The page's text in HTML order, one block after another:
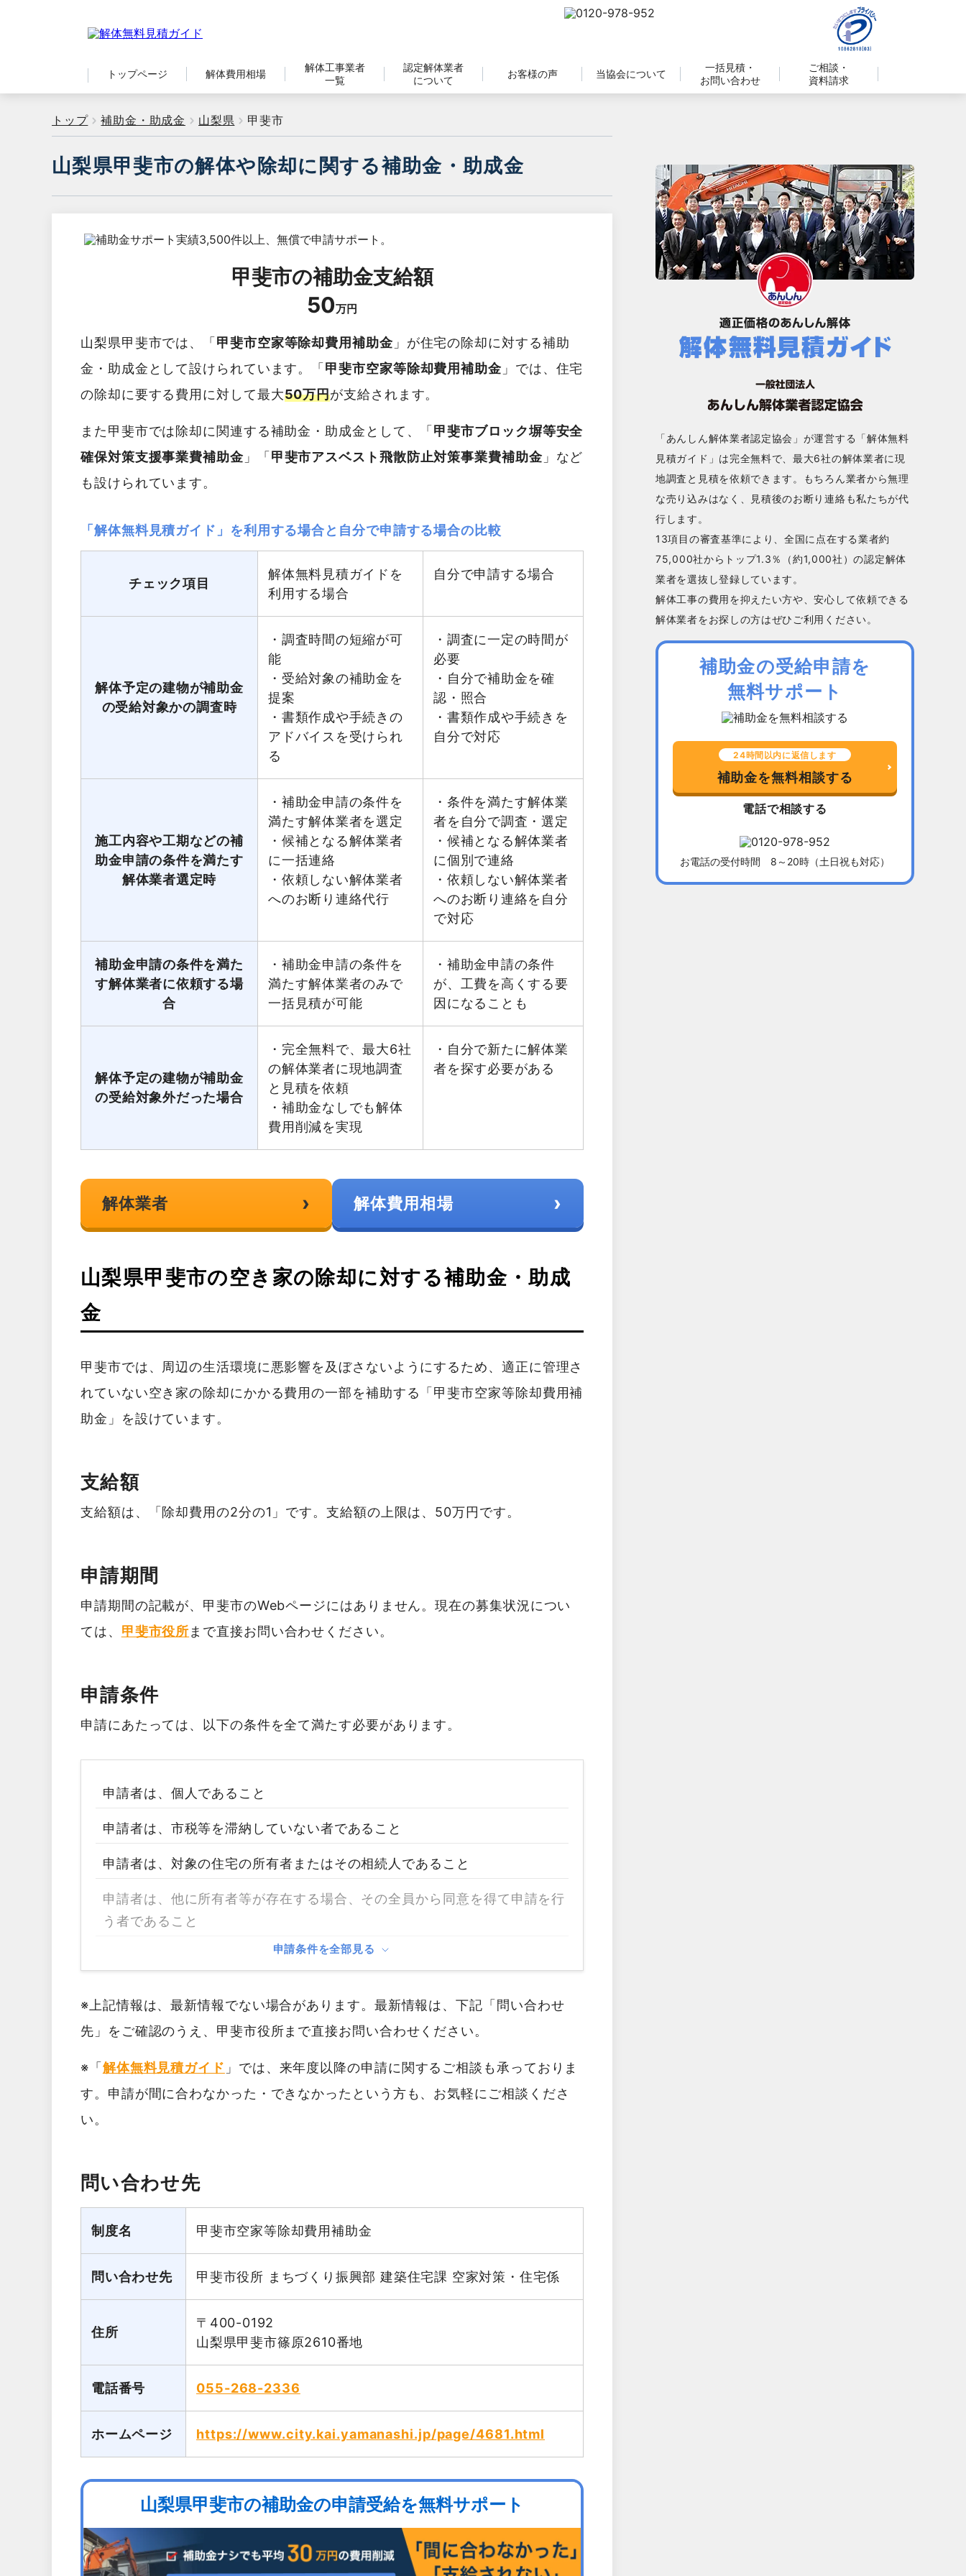
トップページ 解体費用相場
解体工事業者
一覧
認定解体業者
について
お客様の声 当協会について
一括見積・
お問い合わせ
ご相談・
資料請求
トップ 補助金・助成金 山梨県 甲斐市
山梨県甲斐市の解体や除却に関する補助金・助成金
甲斐市の補助金支給額
50万円
山梨県甲斐市では、「 甲斐市空家等除却費用補助金」が住宅の除却に対する補助
金・助成金として設けられています。「 甲斐市空家等除却費用補助金」では、住宅
の除却に要する費用に対して最大50万円が支給されます。
また甲斐市では除却に関連する補助金・助成金として、「 甲斐市ブロック塀等安全
確保対策支援事業費補助金」「 甲斐市アスベスト飛散防止対策事業費補助金」など
も設けられています。
「解体無料見積ガイド」を利用する場合と自分で申請する場合の比較
チェック項目
解体無料見積ガイドを
利用する場合
自分で申請する場合
解体予定の建物が補助金
の受給対象かの調査時
・調査時間の短縮が可
能
・受給対象の補助金を
提案
・書類作成や手続きの
アドバイスを受けられ
る
・調査に一定の時間が
必要
・自分で補助金を確
認・照合
・書類作成や手続きを
自分で対応
施工内容や工期などの補
助金申請の条件を満たす
解体業者選定時
・補助金申請の条件を
満たす解体業者を選定
・候補となる解体業者
に一括連絡
・依頼しない解体業者
へのお断り連絡代行
・条件を満たす解体業
者を自分で調査・選定
・候補となる解体業者
に個別で連絡
・依頼しない解体業者
へのお断り連絡を自分
で対応
補助金申請の条件を満た
す解体業者に依頼する場
合
・補助金申請の条件を
満たす解体業者のみで
一括見積が可能
・補助金申請の条件
が、工費を高くする要
因になることも
解体予定の建物が補助金
の受給対象外だった場合
・完全無料で、最大6社
の解体業者に現地調査
と見積を依頼
・補助金なしでも解体
費用削減を実現
・自分で新たに解体業
者を探す必要がある
解体業者 › 解体費用相場 ›
山梨県甲斐市の空き家の除却に対する補助金・助成
金
甲斐市では、周辺の生活環境に悪影響を及ぼさないようにするため、適正に管理さ
れていない空き家の除却にかかる費用の一部を補助する「甲斐市空家等除却費用補
助金」を設けています。
支給額
支給額は、「除却費用の2分の1」です。支給額の上限は、50万円です。
申請期間
申請期間の記載が、甲斐市のWebページにはありません。現在の募集状況につい
ては、 甲斐市役所 まで直接お問い合わせください。
申請条件
申請にあたっては、以下の条件を全て満たす必要があります。
申請者は、個人であること
申請者は、市税等を滞納していない者であること
申請者は、対象の住宅の所有者またはその相続人であること
申請者は、他に所有者等が存在する場合、その全員から同意を得て申請を行
う者であること
申請条件を全部見る
※上記情報は、最新情報でない場合があります。最新情報は、下記「問い合わせ
先」をご確認のうえ、甲斐市役所まで直接お問い合わせください。
※「 解体無料見積ガイド 」では、来年度以降の申請に関するご相談も承っておりま
す。申請が間に合わなかった・できなかったという方も、お気軽にご相談くださ
い。
問い合わせ先
制度名 甲斐市空家等除却費用補助金
問い合わせ先 甲斐市役所 まちづくり振興部 建築住宅課 空家対策・住宅係
住所
〒400-0192
山梨県甲斐市篠原2610番地
電話番号 055-268-2336
ホームページ https://www.city.kai.yamanashi.jp/page/4681.html
山梨県甲斐市の補助金の申請受給を無料サポート
「あんしん解体業者認定協会」が運営する「解体無料
見積ガイド」は完全無料で、最大6社の解体業者に現
地調査と見積を依頼できます。もちろん業者から無理
な売り込みはなく、見積後のお断り連絡も私たちが代
行します。
13項目の審査基準により、全国に点在する業者約
75,000社からトップ1.3％（約1,000社）の認定解体
業者を選抜し登録しています。
解体工事の費用を抑えたい方や、安心して依頼できる
解体業者をお探しの方はぜひご利用ください。
補助金の受給申請を
無料サポート
24時間以内に返信します
補助金を無料相談する
電話で相談する
お電話の受付時間 8～20時（土日祝も対応）